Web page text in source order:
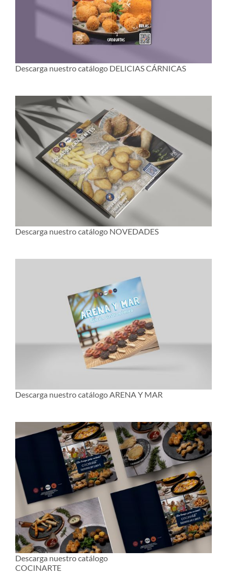
Descarga nuestro catálogo DELICIAS CÁRNICAS
Descarga nuestro catálogo NOVEDADES
Descarga nuestro catálogo ARENA Y MAR
Descarga nuestro catálogo
COCINARTE